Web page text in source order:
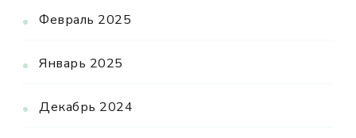
Февраль 2025
Январь 2025
Декабрь 2024